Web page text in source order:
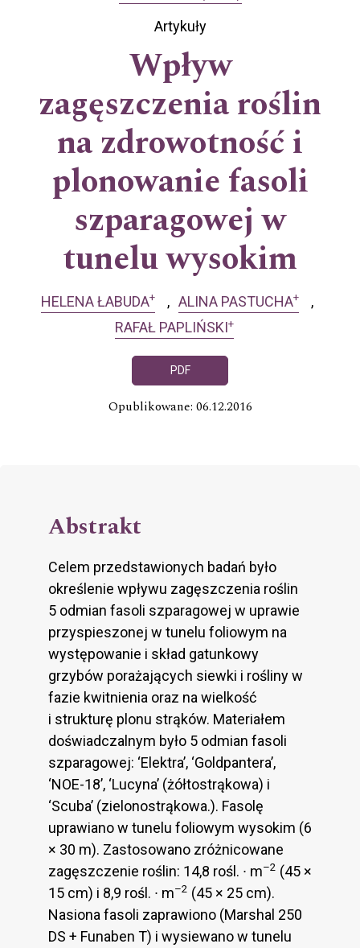
Artykuły
Wpływ
zagęszczenia roślin
na zdrowotność i
plonowanie fasoli
szparagowej w
tunelu wysokim
HELENA ŁABUDA+ ALINA PASTUCHA+
RAFAŁ PAPLIŃSKI+
PDF
Opublikowane: 06.12.2016
Abstrakt
Celem przedstawionych badań było
określenie wpływu zagęszczenia roślin
5 odmian fasoli szparagowej w uprawie
przyspieszonej w tunelu foliowym na
występowanie i skład gatunkowy
grzybów porażających siewki i rośliny w
fazie kwitnienia oraz na wielkość
i strukturę plonu strąków. Materiałem
doświadczalnym było 5 odmian fasoli
szparagowej: ‘Elektra’, ‘Goldpantera’,
‘NOE-18’, ‘Lucyna’ (żółtostrąkowa) i
‘Scuba’ (zielonostrąkowa.). Fasolę
uprawiano w tunelu foliowym wysokim (6
× 30 m). Zastosowano zróżnicowane
zagęszczenie roślin: 14,8 rośl. ∙ m–2 (45 ×
15 cm) i 8,9 rośl. ∙ m–2 (45 × 25 cm).
Nasiona fasoli zaprawiono (Marshal 250
DS + Funaben T) i wysiewano w tunelu